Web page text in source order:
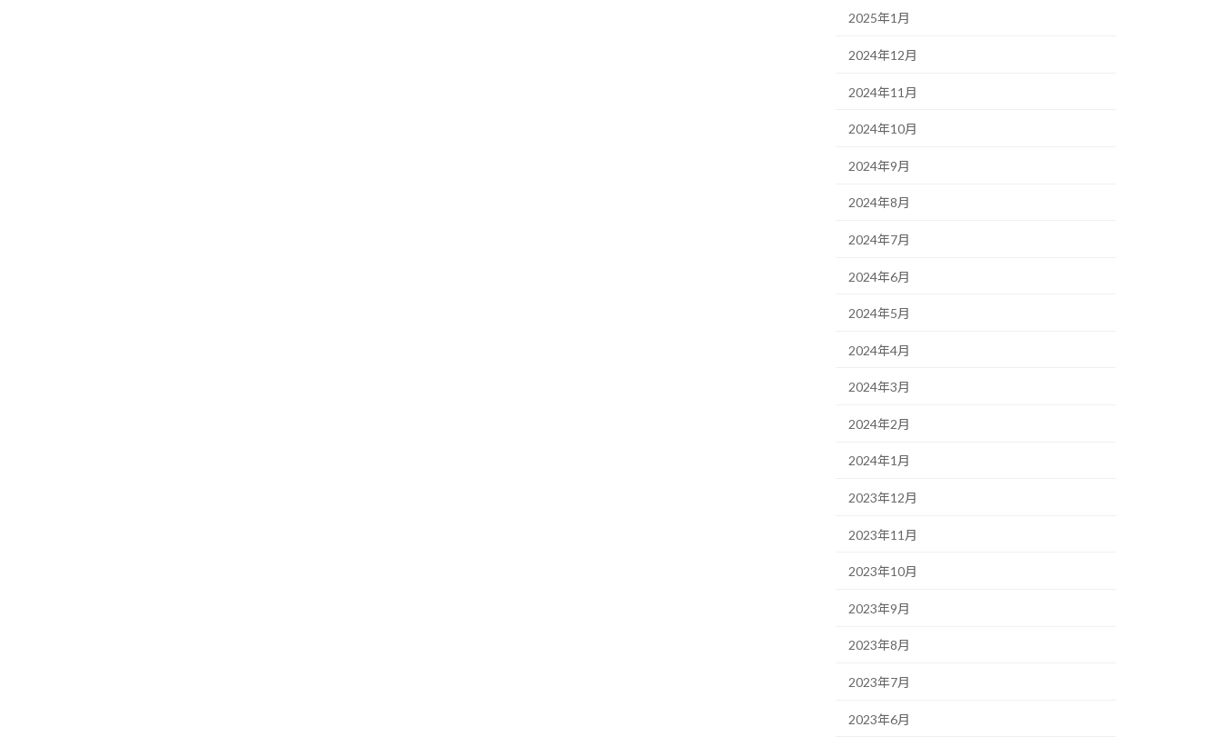
2025年1月
2024年12月
2024年11月
2024年10月
2024年9月
2024年8月
2024年7月
2024年6月
2024年5月
2024年4月
2024年3月
2024年2月
2024年1月
2023年12月
2023年11月
2023年10月
2023年9月
2023年8月
2023年7月
2023年6月